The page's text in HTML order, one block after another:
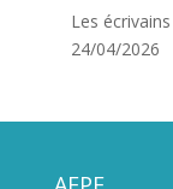
Les
24/04/2026